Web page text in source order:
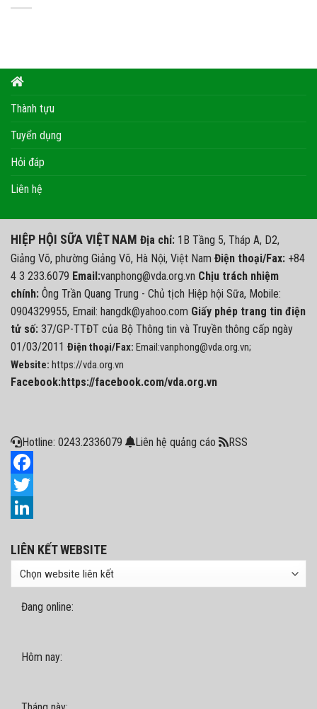
Thành tựu
Tuyển dụng
Hỏi đáp
Liên hệ
HIỆP HỘI SỮA VIỆT NAM Địa chỉ: 1B Tầng 5, Tháp A, D2,
Giảng Võ, phường Giảng Võ, Hà Nội, Việt Nam Điện thoại/Fax: +84
4 3 233.6079 Email:vanphong@vda.org.vn Chịu trách nhiệm
chính: Ông Trần Quang Trung - Chủ tịch Hiệp hội Sữa, Mobile:
0904329955, Email: hangdk@yahoo.com Giấy phép trang tin điện
tử số: 37/GP-TTĐT của Bộ Thông tin và Truyền thông cấp ngày
01/03/2011 Điện thoại/Fax: Email:vanphong@vda.org.vn;
Website: https://vda.org.vn
Facebook:https://facebook.com/vda.org.vn
Hotline: 0243.2336079 Liên hệ quảng cáo RSS
Facebook
Twitter
LIÊN KẾT WEBSITE
Đang online:
Hôm nay: